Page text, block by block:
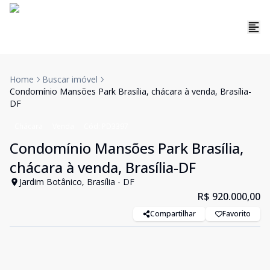
Home
Buscar imóvel
Condomínio Mansões Park Brasília, chácara à venda, Brasília-
DF
Condomínio Mansões Park Brasília,
chácara à venda, Brasília-DF
Jardim Botânico, Brasília - DF
R$ 920.000,00
Compartilhar Favorito